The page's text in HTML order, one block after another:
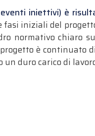
iniettivi) è
iniziali del
normativo chiaro
è continuato
duro carico di